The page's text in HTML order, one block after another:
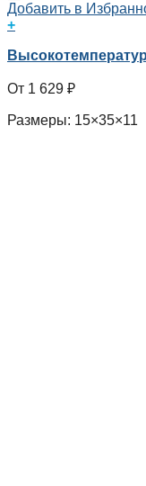
Добавить в
+
1 629 ₽
Размеры: 15×35×11